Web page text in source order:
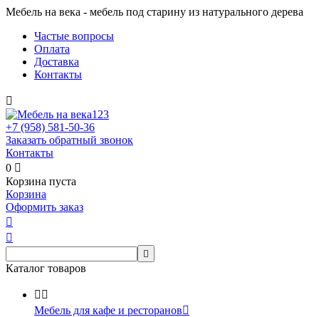
Мебель на века - мебель под старину из натурального дерева
Частые вопросы
Оплата
Доставка
Контакты

+7 (958) 581-50-36
Заказать обратный звонок
Контакты
0 
Корзина пуста
Корзина
Оформить заказ



Каталог товаров
 
Мебель для кафе и ресторанов